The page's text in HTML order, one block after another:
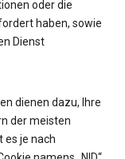
oder die
haben, sowie
Dienst
dienen dazu, Ihre
der meisten
es je nach